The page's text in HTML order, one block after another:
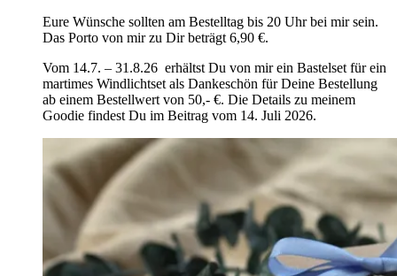
Eure Wünsche sollten am Bestelltag bis 20 Uhr bei mir sein.
Das Porto von mir zu Dir beträgt 6,90 €.
Vom 14.7. – 31.8.26 erhältst Du von mir ein Bastelset für ein
martimes Windlichtset als Dankeschön für Deine Bestellung
ab einem Bestellwert von 50,- €. Die Details zu meinem
Goodie findest Du im Beitrag vom 14. Juli 2026.